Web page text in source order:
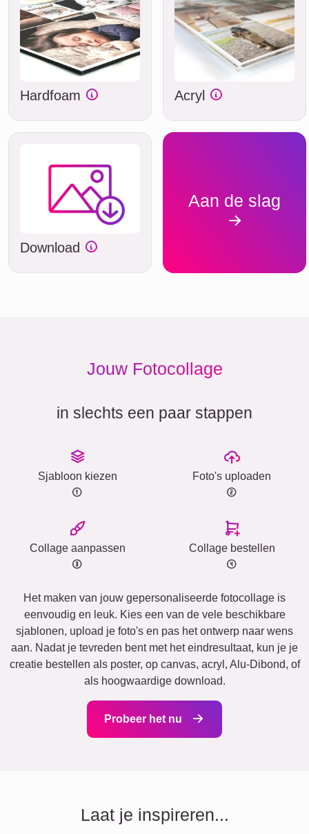
Hardfoam Acryl
Download
Aan de slag
Jouw Fotocollage
in slechts een paar stappen
Sjabloon kiezen Foto's uploaden
Collage aanpassen Collage bestellen
Het maken van jouw gepersonaliseerde fotocollage is
eenvoudig en leuk. Kies een van de vele beschikbare
sjablonen, upload je foto's en pas het ontwerp naar wens
aan. Nadat je tevreden bent met het eindresultaat, kun je je
creatie bestellen als poster, op canvas, acryl, Alu-Dibond, of
als hoogwaardige download.
Probeer het nu
Laat je inspireren...